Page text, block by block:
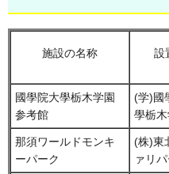
施設の名称 設
國學院大學栃木学園
参考館
(学)國
學栃木
那須ワールドモンキ
ーパーク
(株)東
ァリ